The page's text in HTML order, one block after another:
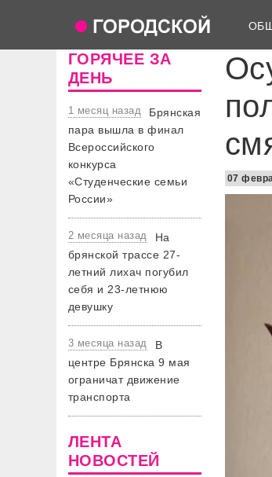
ГОРЯЧЕЕ ЗА
ДЕНЬ
1 месяц назад
Брянская
пара вышла в финал
Всероссийского
конкурса
«Студенческие семьи
России»
2 месяца назад
На
брянской трассе 27-
летний лихач погубил
себя и 23-летнюю
девушку
3 месяца назад
В
центре Брянска 9 мая
ограничат движение
транспорта
ЛЕНТА
НОВОСТЕЙ
07